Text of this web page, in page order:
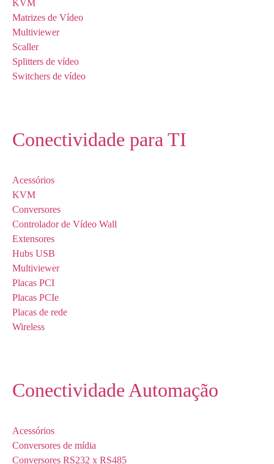
KVM
Matrizes de Vídeo
Multiviewer
Scaller
Splitters de vídeo
Switchers de vídeo
Conectividade para TI
Acessórios
KVM
Conversores
Controlador de Vídeo Wall
Extensores
Hubs USB
Multiviewer
Placas PCI
Placas PCIe
Placas de rede
Wireless
Conectividade Automação
Acessórios
Conversores de mídia
Conversores RS232 x RS485